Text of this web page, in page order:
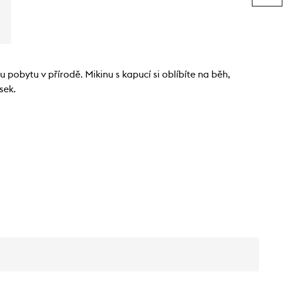
pobytu v přírodě. Mikinu s kapucí si oblíbíte na běh,